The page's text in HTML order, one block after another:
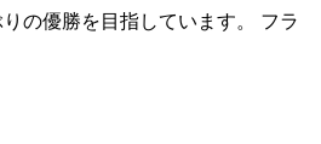
の優勝を目指しています。 フラ